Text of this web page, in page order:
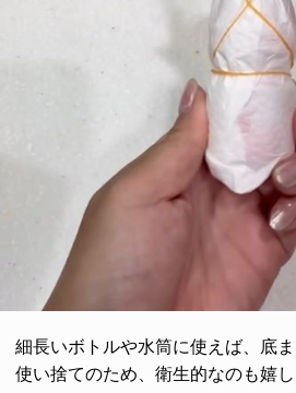
細長いボトルや水筒に使えば、底
使い捨てのため、衛生的なのも嬉し